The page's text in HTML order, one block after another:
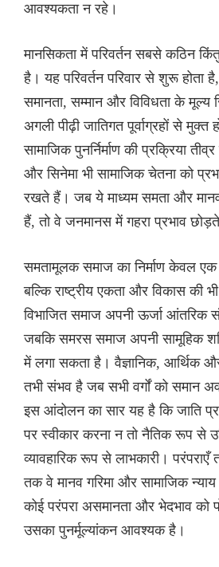
आवश्यकता न रहे।
मानसिकता में परिवर्तन सबसे कठिन
है। यह परिवर्तन परिवार से शुरू होता
समानता, सम्मान और विविधता के मूल्य
अगली पीढ़ी जातिगत पूर्वाग्रहों से मुक्त
सामाजिक पुनर्निर्माण की प्रक्रिया
और सिनेमा भी सामाजिक चेतना को
रखते हैं। जब ये माध्यम समता और
हैं, तो वे जनमानस में गहरा प्रभाव
समतामूलक समाज का निर्माण केवल एक
बल्कि राष्ट्रीय एकता और विकास की
विभाजित समाज अपनी ऊर्जा आंतरिक
जबकि समरस समाज अपनी सामूहिक
में लगा सकता है। वैज्ञानिक, आर्थिक
तभी संभव है जब सभी वर्गों को समान
इस आंदोलन का सार यह है कि जाति
पर स्वीकार करना न तो नैतिक रूप से
व्यावहारिक रूप से लाभकारी।
तक वे मानव गरिमा और सामाजिक
कोई परंपरा असमानता और भेदभाव को
उसका पुनर्मूल्यांकन आवश्यक है।